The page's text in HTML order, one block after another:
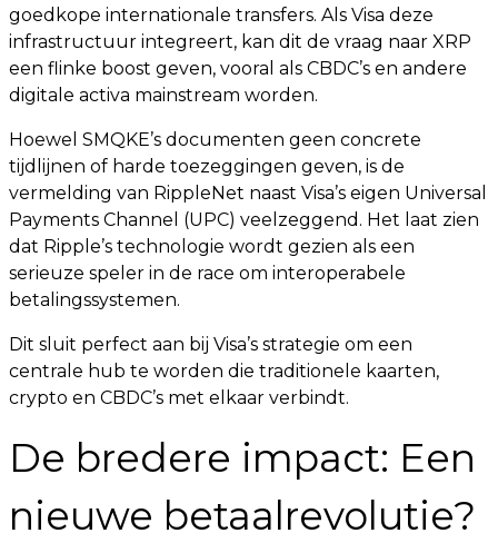
goedkope internationale transfers. Als Visa deze
infrastructuur integreert, kan dit de vraag naar XRP
een flinke boost geven, vooral als CBDC’s en andere
digitale activa mainstream worden.
Hoewel SMQKE’s documenten geen concrete
tijdlijnen of harde toezeggingen geven, is de
vermelding van RippleNet naast Visa’s eigen Universal
Payments Channel (UPC) veelzeggend. Het laat zien
dat Ripple’s technologie wordt gezien als een
serieuze speler in de race om interoperabele
betalingssystemen.
Dit sluit perfect aan bij Visa’s strategie om een
centrale hub te worden die traditionele kaarten,
crypto en CBDC’s met elkaar verbindt.
De bredere impact: Een
nieuwe betaalrevolutie?